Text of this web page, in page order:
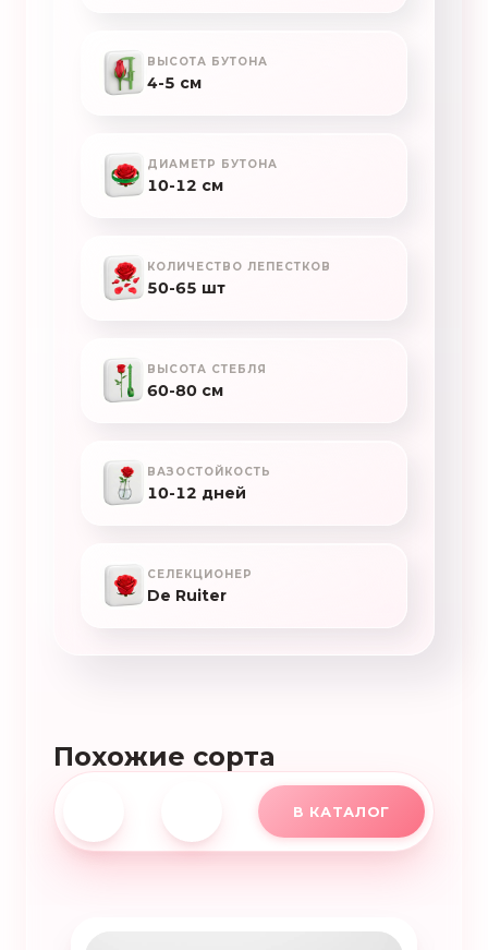
ВЫСОТА БУТОНА
4-5 см
ДИАМЕТР БУТОНА
10-12 см
КОЛИЧЕСТВО ЛЕПЕСТКОВ
50-65 шт
ВЫСОТА СТЕБЛЯ
60-80 см
ВАЗОСТОЙКОСТЬ
10-12 дней
СЕЛЕКЦИОНЕР
De Ruiter
Похожие сорта
В КАТАЛОГ